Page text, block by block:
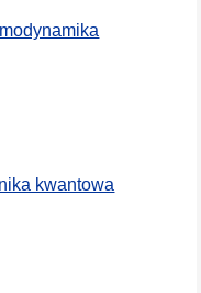
kwantowa